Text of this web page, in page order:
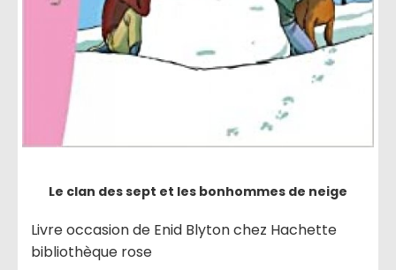
Le clan des sept et les bonhommes de neige
Livre occasion de Enid Blyton chez Hachette
bibliothèque rose